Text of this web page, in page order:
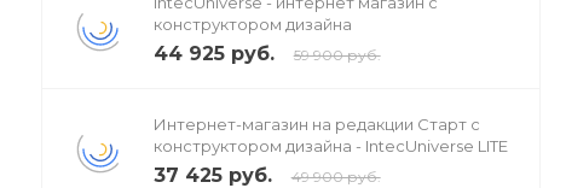
конструктором дизайна
44 925 руб. 59 900 руб.
Интернет-магазин на редакции Старт с
конструктором дизайна - IntecUniverse LITE
37 425 руб. 49 900 руб.